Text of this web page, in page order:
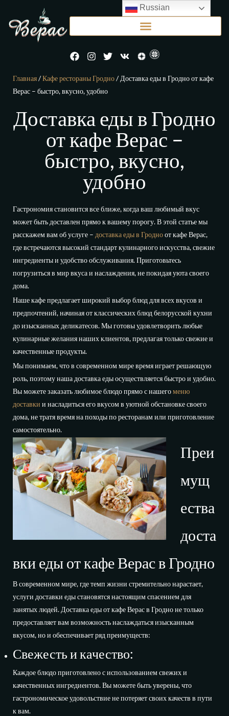
Главная/Кафе рестораны Гродно/ Доставка еды в Гродно от кафе
Верас – быстро, вкусно, удобно
Доставка еды в Гродно
от кафе Верас –
быстро, вкусно,
удобно
Гастрономия становится все ближе, когда ваш любимый вкус
может быть доставлен прямо к вашему порогу. В этой статье мы
расскажем вам об услуге – доставка еды в Гродноот кафе Верас,
где встречаются высокий стандарт кулинарного искусства, свежие
ингредиенты и удобство обслуживания. Приготовьтесь
погрузиться в мир вкуса и наслаждения, не покидая уюта своего
дома.
Наше кафе предлагает широкий выбор блюд для всех вкусов и
предпочтений, начиная от классических блюд белорусской кухни
до изысканных деликатесов. Мы готовы удовлетворить любые
кулинарные желания наших клиентов, предлагая только свежие и
качественные продукты.
Мы понимаем, что в современном мире время играет решающую
роль, поэтому наша доставка еды осуществляется быстро и удобно.
Вы можете заказать любимое блюдо прямо с нашегоменю
доставки и насладиться его вкусом в уютной обстановке своего
дома, не тратя время на походы по ресторанам или приготовление
самостоятельно.
Преи
мущ
ества
доста
вки еды от кафе Верас в Гродно
В современном мире, где темп жизни стремительно нарастает,
услуги доставки еды становятся настоящим спасением для
занятых людей. Доставка еды от кафе Верас в Гродно не только
предоставляет вам возможность наслаждаться изысканным
вкусом, но и обеспечивает ряд преимуществ:
Свежесть и качество:
Каждое блюдо приготовлено с использованием свежих и
качественных ингредиентов. Вы можете быть уверены, что
гастрономическое удовольствие не потеряет своих качеств в пути
к вам.
Russian